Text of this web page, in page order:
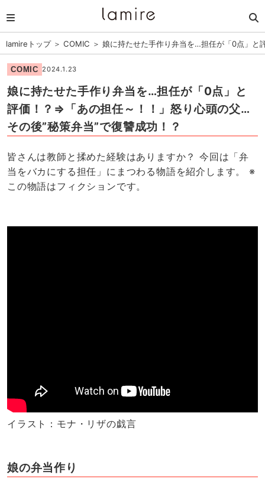
lamireトップ＞ COMIC ＞ 娘に持たせた手作り弁当を…担任が「0点」と
COMIC 2024.1.23
娘に持たせた手作り弁当を…担任が「0点」と
評価！？⇒「あの担任～！！」怒り心頭の父…
その後”秘策弁当”で復讐成功！？
皆さんは教師と揉めた経験はありますか？ 今回は「弁
当をバカにする担任」にまつわる物語を紹介します。 ※
この物語はフィクションです。
イラスト：モナ・リザの戯言
娘の弁当作り